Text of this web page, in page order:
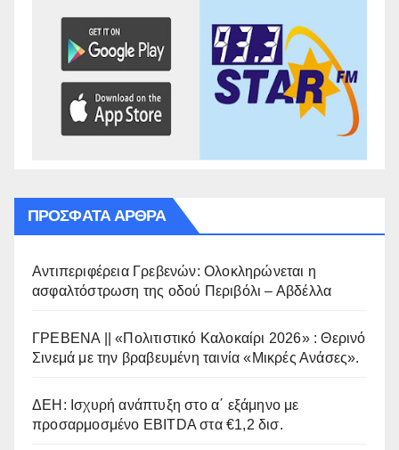
ΠΡΌΣΦΑΤΑ ΆΡΘΡΑ
Αντιπεριφέρεια Γρεβενών: Ολοκληρώνεται η
ασφαλτόστρωση της οδού Περιβόλι – Αβδέλλα
ΓΡΕΒΕΝΑ || «Πολιτιστικό Καλοκαίρι 2026» : Θερινό
Σινεμά με την βραβευμένη ταινία «Μικρές Ανάσες».
ΔΕΗ: Ισχυρή ανάπτυξη στο α΄ εξάμηνο με
προσαρμοσμένο EBITDA στα €1,2 δισ.